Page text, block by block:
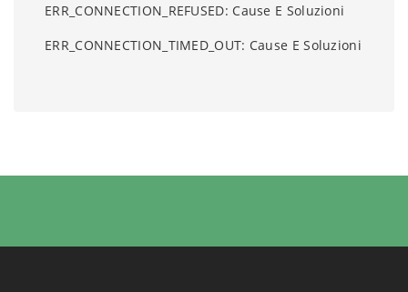
ERR_CONNECTION_REFUSED: Cause E Soluzioni
ERR_CONNECTION_TIMED_OUT: Cause E Soluzioni